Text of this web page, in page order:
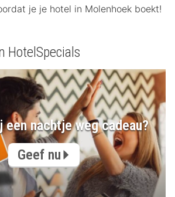
je je hotel in Molenhoek boekt!
HotelSpecials
een nachtje weg cadeau?
Geef nu